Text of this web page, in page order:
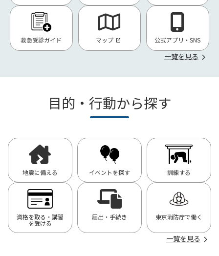
救急受診ガイド マップ 公式アプリ・SNS
一覧を見る
目的・行動から探す
地震に備える イベントを探す 訓練する
資格を取る・講習
を受ける
届出・手続き 東京消防庁で働く
一覧を見る